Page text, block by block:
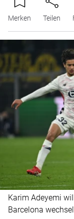
Merken Teilen
Karim Adeyemi
Barcelona